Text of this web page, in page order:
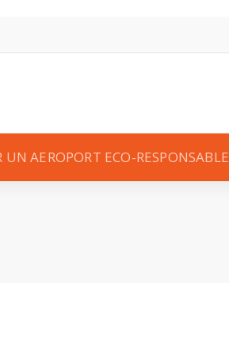
UN AEROPORT ECO-RESPONSABLE